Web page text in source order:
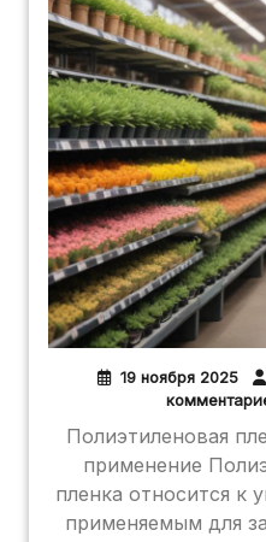
19 ноября 2025
Полиэтиленовая
применение
пленка относится к
применяемым для